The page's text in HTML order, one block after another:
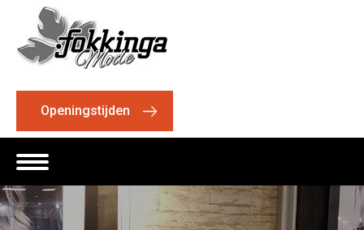
Openingstijden